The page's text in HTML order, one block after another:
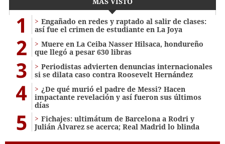
1
Engañado en redes y raptado al salir de clases:
así fue el crimen de estudiante en La Joya
2
Muere en La Ceiba Nasser Hilsaca, hondureño
que llegó a pesar 630 libras
3
Periodistas advierten denuncias internacionales
si se dilata caso contra Roosevelt Hernández
4
¿De qué murió el padre de Messi? Hacen
impactante revelación y así fueron sus últimos
días
5
Fichajes: ultimátum de Barcelona a Rodri y
Julián Álvarez se acerca; Real Madrid lo blinda